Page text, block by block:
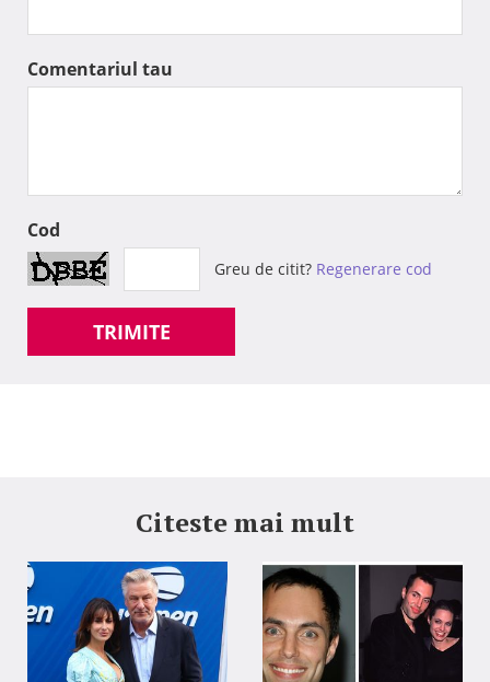
Comentariul tau
Cod
Greu de citit? Regenerare cod
TRIMITE
Citeste mai mult